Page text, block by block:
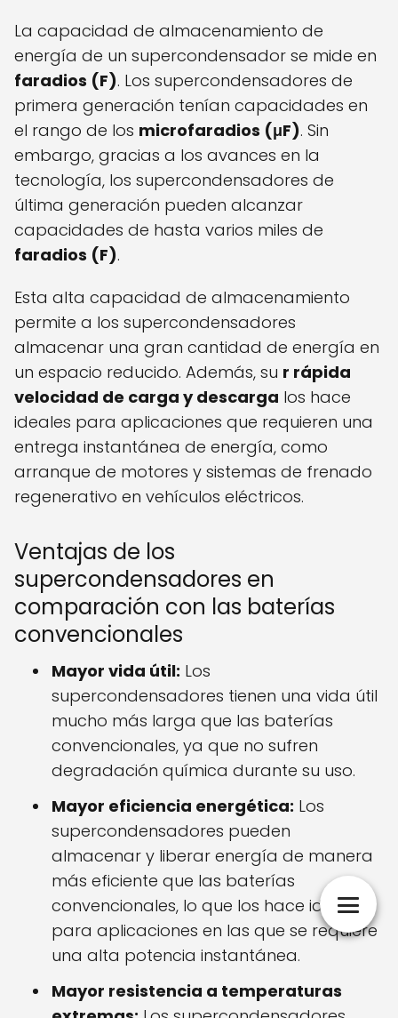
La capacidad de almacenamiento de
energía de un supercondensador se mide en
faradios (F). Los supercondensadores de
primera generación tenían capacidades en
el rango de los microfaradios (μF). Sin
embargo, gracias a los avances en la
tecnología, los supercondensadores de
última generación pueden alcanzar
capacidades de hasta varios miles de
faradios (F).
Esta alta capacidad de almacenamiento
permite a los supercondensadores
almacenar una gran cantidad de energía en
un espacio reducido. Además, su r rápida
velocidad de carga y descarga los hace
ideales para aplicaciones que requieren una
entrega instantánea de energía, como
arranque de motores y sistemas de frenado
regenerativo en vehículos eléctricos.
Ventajas de los
supercondensadores en
comparación con las baterías
convencionales
Mayor vida útil: Los
supercondensadores tienen una vida útil
mucho más larga que las baterías
convencionales, ya que no sufren
degradación química durante su uso.
Mayor eficiencia energética: Los
supercondensadores pueden
almacenar y liberar energía de manera
más eficiente que las baterías
convencionales, lo que los hace ideales
para aplicaciones en las que se requiere
una alta potencia instantánea.
Mayor resistencia a temperaturas